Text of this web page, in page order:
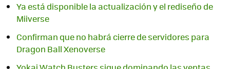
Ya está disponible la actualización y el rediseño de
Miiverse
Confirman que no habrá cierre de servidores para
Dragon Ball Xenoverse